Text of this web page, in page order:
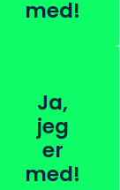
med!
Ja,
jeg
er
med!